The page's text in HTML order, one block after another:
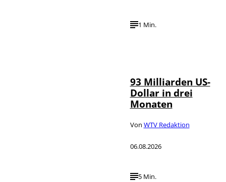
1 Min.
93 Milliarden US-
Dollar in drei
Monaten
Von WTV Redaktion
06.08.2026
5 Min.